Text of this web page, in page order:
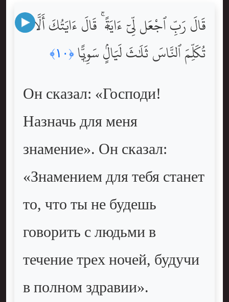
قَالَ رَبِّ ٱجْعَل لِّىٓ ءَايَةًۭ ۚ قَالَ ءَايَتُكَ أَلَّا
تُكَلِّمَ ٱلنَّاسَ ثَلَٰثَ لَيَالٍۢ سَوِيًّۭا ﴿١٠﴾
Он сказал: «Господи!
Назначь для меня
знамение». Он сказал:
«Знамением для тебя станет
то, что ты не будешь
говорить с людьми в
течение трех ночей, будучи
в полном здравии».